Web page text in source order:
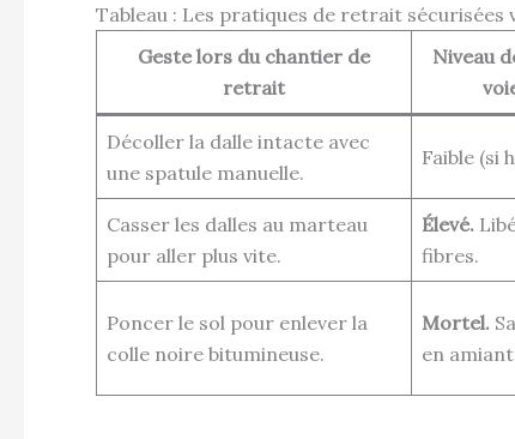
Tableau : Les pratiques de retrait sécurisées
Geste lors du chantier de
retrait
Niveau
Décoller la dalle intacte avec
une spatule manuelle.
Faible (si
Casser les dalles au marteau
pour aller plus vite.
Élevé.
fibres.
Poncer le sol pour enlever la
colle noire bitumineuse.
Mortel.
en